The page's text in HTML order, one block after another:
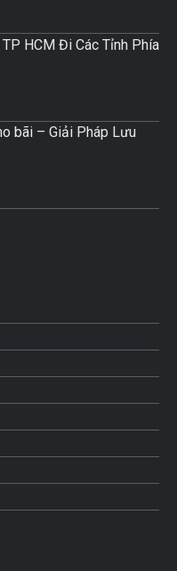
HCM Đi Các Tỉnh Phía
bãi – Giải Pháp Lưu